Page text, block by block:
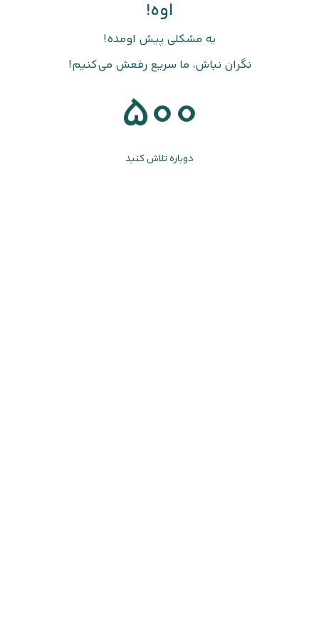
اوه!
یه مشکلی پیش اومده!
نگران نباش، ما سریع رفعش می‌کنیم!
500
دوباره تلاش کنید